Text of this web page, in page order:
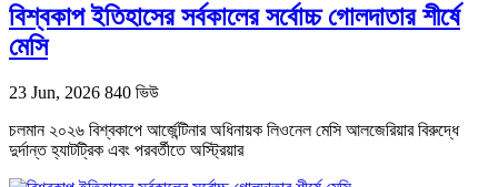
বিশ্বকাপ ইতিহাসের সর্বকালের সর্বোচ্চ গোলদাতার শীর্ষে
মেসি
23 Jun, 2026 840 ভিউ
চলমান ২০২৬ বিশ্বকাপে আর্জেন্টিনার অধিনায়ক লিওনেল মেসি আলজেরিয়ার বিরুদ্ধে
দুর্দান্ত হ্যাটট্রিক এবং পরবর্তীতে অস্ট্রিয়ার